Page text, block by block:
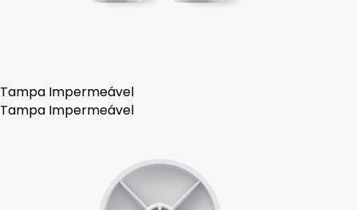
Tampa Impermeável
Tampa Impermeável